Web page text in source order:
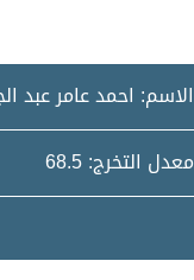
الاسم: احمد عامر عبد
معدل التخرج: 68.5